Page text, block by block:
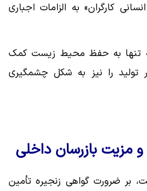
کارگران» به الزامات اجباری
نه تنها به حفظ محیط زیست کمک
تولید را نیز به شکل چشمگیری
بر ضرورت گواهی زنجیره تأمین